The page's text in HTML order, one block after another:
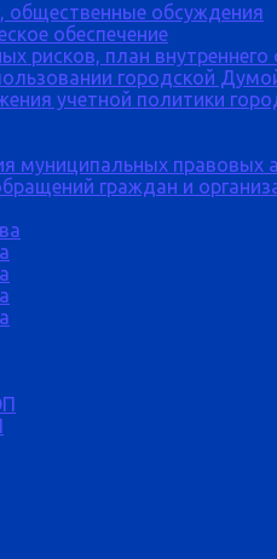
общественные обсуждения
обеспечение
рисков, план
городской
учетной политики
муниципальных правовых
граждан и